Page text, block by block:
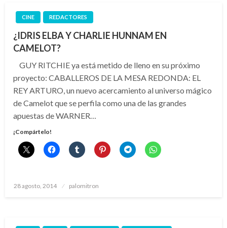
CINE REDACTORES
¿IDRIS ELBA Y CHARLIE HUNNAM EN
CAMELOT?
GUY RITCHIE ya está metido de lleno en su próximo
proyecto: CABALLEROS DE LA MESA REDONDA: EL
REY ARTURO, un nuevo acercamiento al universo mágico
de Camelot que se perfila como una de las grandes
apuestas de WARNER…
¡Compártelo!
Publicado
28 agosto, 2014 palomitron